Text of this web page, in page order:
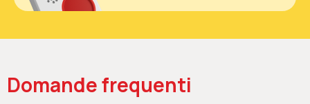
Domande frequenti